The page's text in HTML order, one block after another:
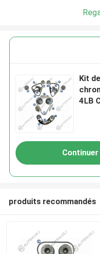
Kit
4LB
Continuer
produits recommandés